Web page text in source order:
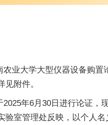
农业大学大型仪器设备购置
见附件。
年6月30日进行论证，现
验室管理处反映，以个人